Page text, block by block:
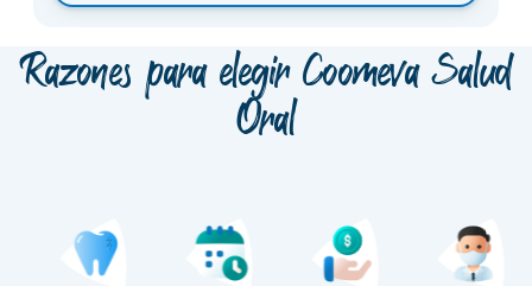
Razones para elegir Coomeva Salud
Oral